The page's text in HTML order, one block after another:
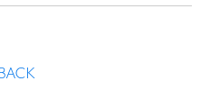
BACK